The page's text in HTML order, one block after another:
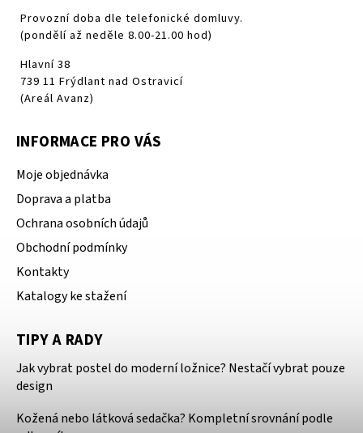
Provozní doba dle telefonické domluvy.
(pondělí až neděle 8.00-21.00 hod)
Hlavní 38
739 11 Frýdlant nad Ostravicí
(Areál Avanz)
INFORMACE PRO VÁS
Moje objednávka
Doprava a platba
Ochrana osobních údajů
Obchodní podmínky
Kontakty
Katalogy ke stažení
TIPY A RADY
Jak vybrat postel do moderní ložnice? Nestačí vybrat pouze
design
Kožená nebo látková sedačka? Kompletní srovnání podle